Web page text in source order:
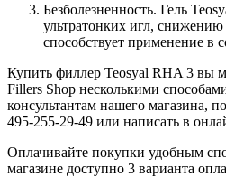
Безболезненность. Гель
ультратонких игл,
способствует применение в
Купить филлер Teosyal RHA 3 вы
Fillers Shop несколькими
консультантам нашего магазина,
495-255-29-49 или написать в
Оплачивайте покупки удобным
магазине доступно 3 варианта